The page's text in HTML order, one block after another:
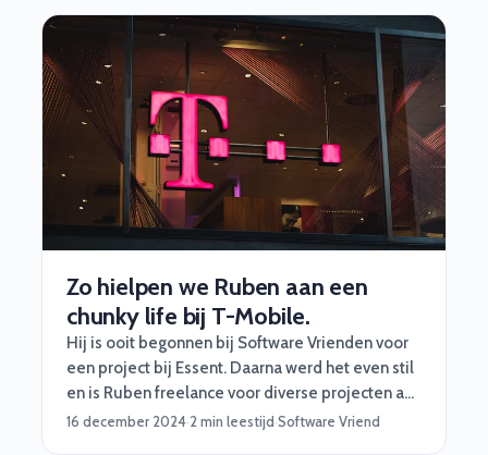
Zo hielpen we Ruben aan een
chunky life bij T-Mobile.
Hij is ooit begonnen bij Software Vrienden voor
een project bij Essent. Daarna werd het even stil
en is Ruben freelance voor diverse projecten aan
de slag gegaan. Niet voor ons (#%*$&@!!).
16 december 2024·2 min leestijd·Software Vriend